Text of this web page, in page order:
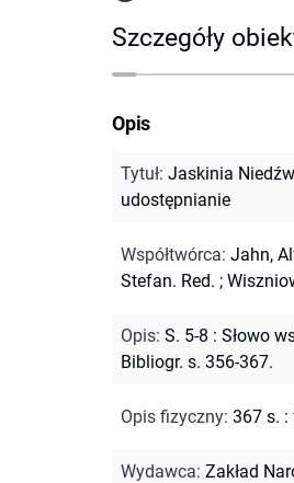
Szczegóły
Opis
Tytuł: Jaskinia
udostępnianie
Współtwórca: Jahn,
Stefan. Red. ;
Opis: S. 5-8 : Słowo
Bibliogr. s. 356-367.
Opis fizyczny: 367 s. :
Wydawca: Zakład